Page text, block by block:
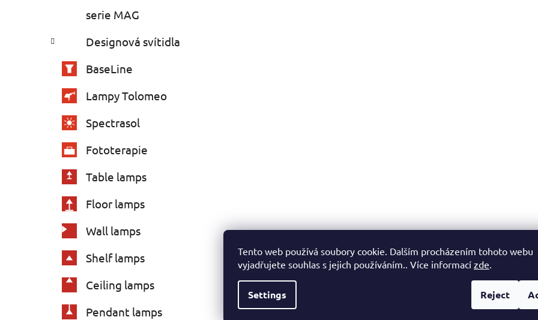
Tento web používá soubory cookie. Dalším procházením tohoto webu
vyjadřujete souhlas s jejich používáním.. Více informací zde.
Settings Reject
serie MAG
Designová svítidla
BaseLine
Lampy Tolomeo
Spectrasol
Fototerapie
Table lamps
Floor lamps
Wall lamps
Shelf lamps
Ceiling lamps
Pendant lamps